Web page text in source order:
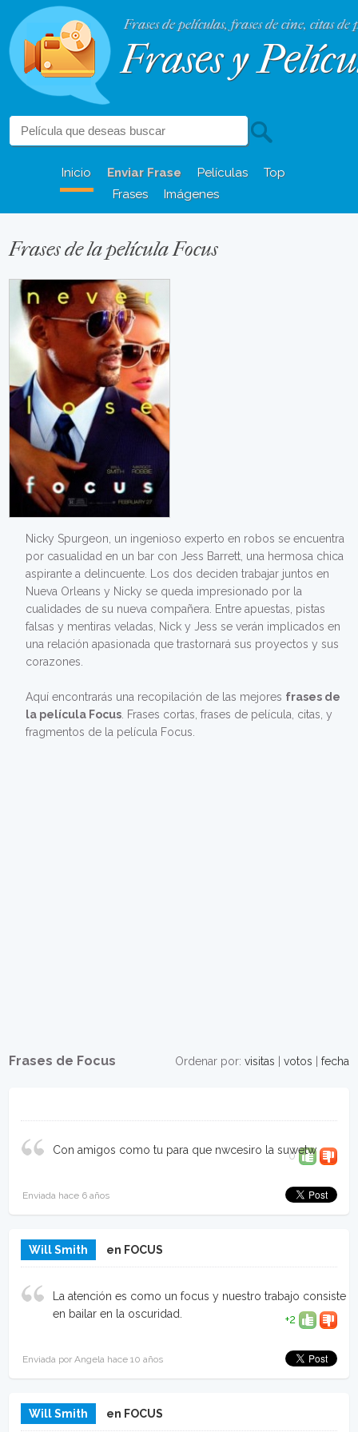
Frases de películas, frases de cine, citas de
Frases y
Inicio Enviar Frase Películas
Top
Frases
Imágenes
Frases de la película Focus
Nicky Spurgeon, un ingenioso experto en robos se encuentra
por casualidad en un bar con Jess Barrett, una hermosa chica
aspirante a delincuente. Los dos deciden trabajar juntos en
Nueva Orleans y Nicky se queda impresionado por la
cualidades de su nueva compañera. Entre apuestas, pistas
falsas y mentiras veladas, Nick y Jess se verán implicados en
una relación apasionada que trastornará sus proyectos y sus
corazones.
Aquí encontrarás una recopilación de las mejores frases de
la película Focus . Frases cortas, frases de película, citas, y
fragmentos de la película Focus.
Ordenar por: visitas votos fecha
Frases de Focus
Con amigos como tu para que nwcesiro la suwetw
0
Enviada hace 6 años
Will Smith en FOCUS
La atención es como un focus y nuestro trabajo consiste
en bailar en la oscuridad.
+2
Enviada por Angela hace 10 años
Will Smith en FOCUS